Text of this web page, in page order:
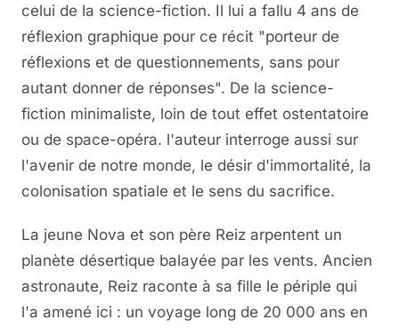
celui de la science-fiction. Il lui a fallu 4 ans de
réflexion graphique pour ce récit "porteur de
réflexions et de questionnements, sans pour
autant donner de réponses". De la science-
fiction minimaliste, loin de tout effet ostentatoire
ou de space-opéra. l'auteur interroge aussi sur
l'avenir de notre monde, le désir d'immortalité, la
colonisation spatiale et le sens du sacrifice.
La jeune Nova et son père Reiz arpentent un
planète désertique balayée par les vents. Ancien
astronaute, Reiz raconte à sa fille le périple qui
l'a amené ici : un voyage long de 20 000 ans en